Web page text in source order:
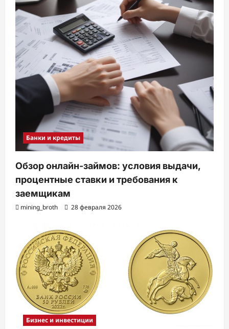
Банки и кредиты
Обзор онлайн-займов: условия выдачи,
процентные ставки и требования к
заемщикам
mining_broth 28 февраля 2026
Бизнес и инвестиции